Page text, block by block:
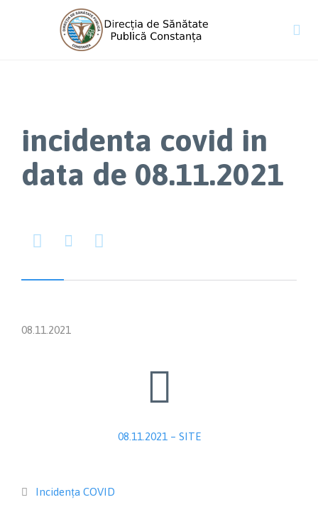

incidenta covid in
data de 08.11.2021
  
08.11.2021

08.11.2021 – SITE
 Category
Incidența COVID